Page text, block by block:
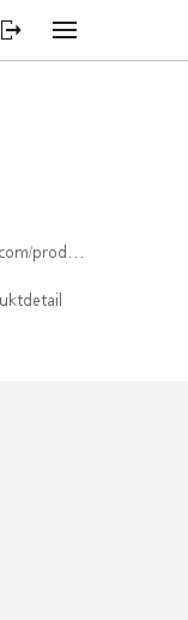
CH1579769592